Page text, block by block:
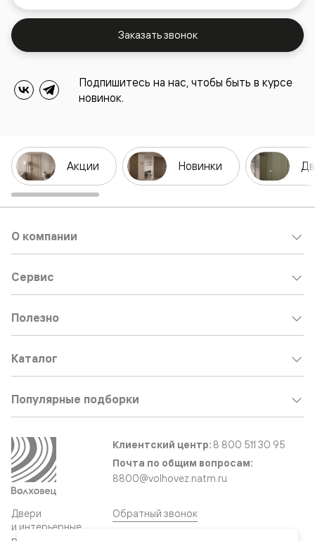
Заказать звонок
Подпишитесь на нас, чтобы быть в курсе
новинок.
Акции Новинки
Двери
и интерьерные
О компании
Сервис
Полезно
Каталог
Популярные подборки
Клиентский центр: 8 800 511 30 95
Почта по общим вопросам:
8800@volhovez.natm.ru
Обратный звонок